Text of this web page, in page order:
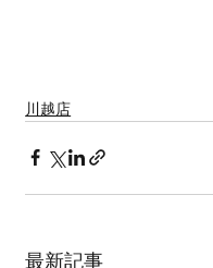
川越店
最新記事